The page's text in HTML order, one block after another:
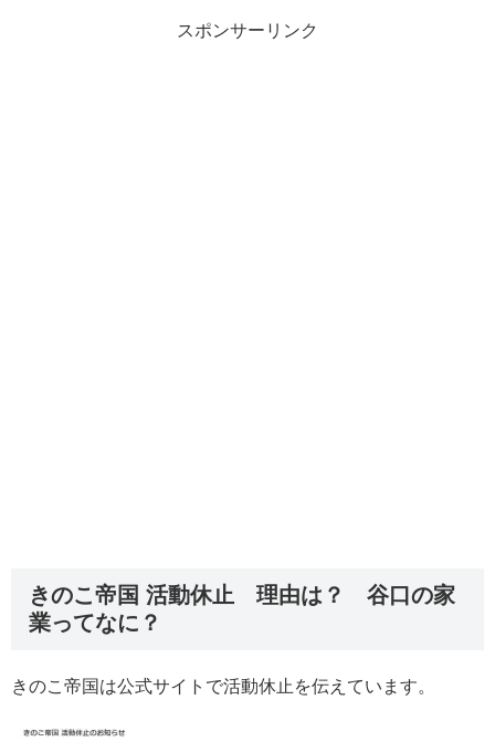
スポンサーリンク
きのこ帝国 活動休止 理由は？ 谷口の家
業ってなに？
きのこ帝国は公式サイトで活動休止を伝えています。